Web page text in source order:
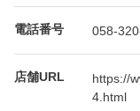
電話番号 058-
店舗URL
https://
4.html